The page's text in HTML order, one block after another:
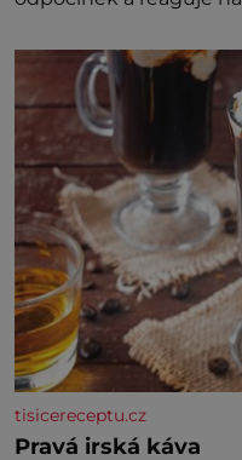
jednoduchost,
miminka měl působit
Předškolní věk je
tisicereceptu.cz
Pravá irská káva